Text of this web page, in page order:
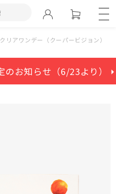
リアワンデー（クーパービジョン）(8
のお知らせ（6/23より） ⏵